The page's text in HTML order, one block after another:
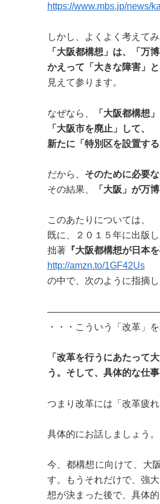
https://www.mbs.jp/news/
しかし、よくよく考えてみ
「大阪都構想」は、「万
かえって「大きな障害」
見えて参ります。
なぜなら、 「大阪都構想」
「大阪市を廃止」して、
新たに「特別区を設置す
だから、 そのために必要
その結果、
「大阪」が万
このあたりについては、
既に、２０１５年に出版
拙著『大阪都構想が日本を
http://amzn.to/1GF42Us
の中で、次のように指摘し
・・・こういう「改革」
「改革を行うにあたって
う。そして、具体的な仕
つまり改革には「改革疲
具体的にお話しましょう。
今、都構想に向けて、大
す。もうそれだけで、強
想が決まった後で、具体